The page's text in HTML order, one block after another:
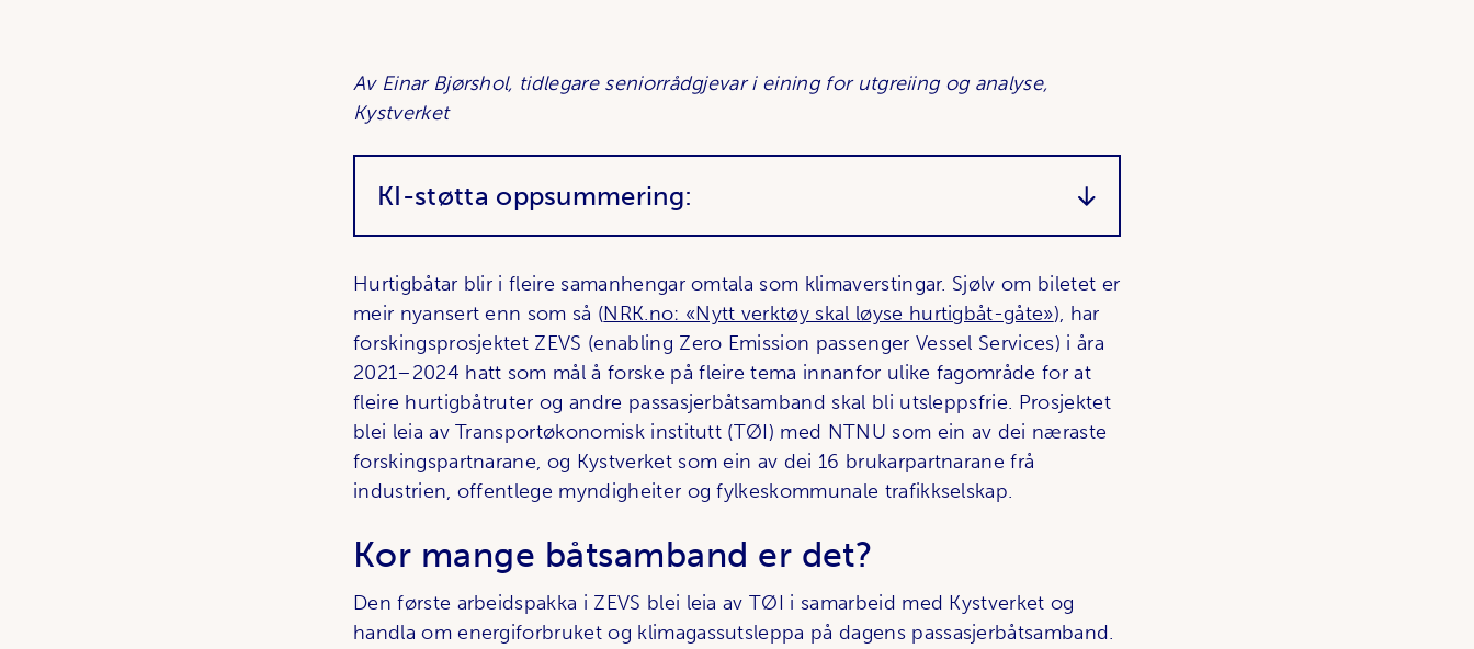
Av Einar Bjørshol, tidlegare seniorrådgjevar i eining for utgreiing og analyse,
Kystverket
KI-støtta oppsummering:
Hurtigbåtar blir i fleire samanhengar omtala som klimaverstingar. Sjølv om biletet er
meir nyansert enn som så (NRK.no: «Nytt verktøy skal løyse hurtigbåt-gåte»), har
forskingsprosjektet ZEVS (enabling Zero Emission passenger Vessel Services) i åra
2021–2024 hatt som mål å forske på fleire tema innanfor ulike fagområde for at
fleire hurtigbåtruter og andre passasjerbåtsamband skal bli utsleppsfrie. Prosjektet
blei leia av Transportøkonomisk institutt (TØI) med NTNU som ein av dei næraste
forskingspartnarane, og Kystverket som ein av dei 16 brukarpartnarane frå
industrien, offentlege myndigheiter og fylkeskommunale trafikkselskap.
Kor mange båtsamband er det?
Den første arbeidspakka i ZEVS blei leia av TØI i samarbeid med Kystverket og
handla om energiforbruket og klimagassutsleppa på dagens passasjerbåtsamband.